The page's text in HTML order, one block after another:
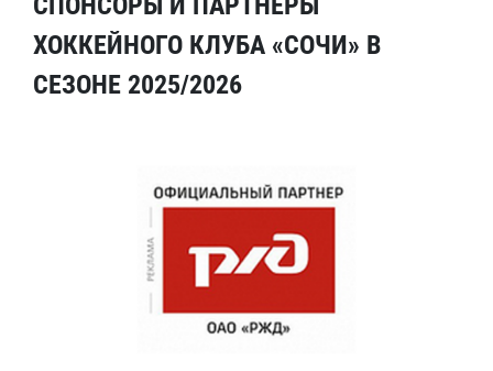
ХОККЕЙНОГО КЛУБА «СОЧИ» В
СЕЗОНЕ 2025/2026